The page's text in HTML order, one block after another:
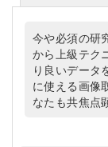
今や必須の研
から上級テク
り良いデータ
に使える画像
なたも共焦点